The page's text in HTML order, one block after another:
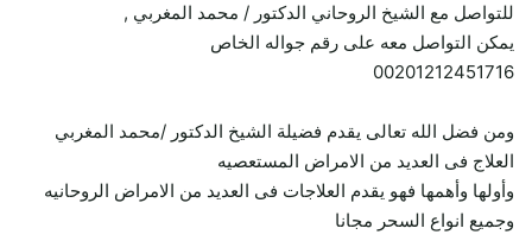
للتواصل مع الشيخ الروحاني الدكتور / محمد المغربي ,
يمكن التواصل معه على رقم جواله الخاص
00201212451716
ومن فضل الله تعالى يقدم فضيلة الشيخ الدكتور /محمد المغربي
العلاج فى العديد من الامراض المستعصيه
وأولها وأهمها فهو يقدم العلاجات فى العديد من الامراض الروحانيه
وجميع انواع السحر مجانا